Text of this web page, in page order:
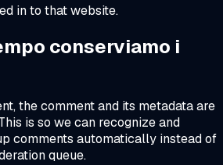
in to that website.
conserviamo i
the comment and its metadata are
is so we can recognize and
comments automatically instead of
queue.